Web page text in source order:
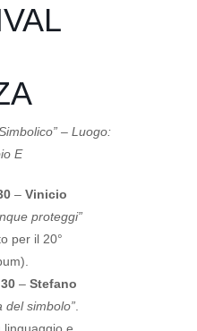
– Luogo:
E
– Vinicio
proteggi”
per il 20°
– Stefano
del simbolo”
linguaggio e